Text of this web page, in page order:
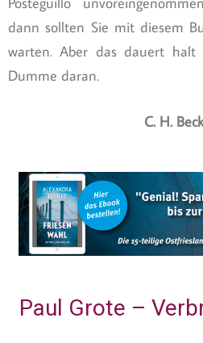
dann sollten Sie mit diesem
warten. Aber das dauert halt
Dumme daran.
C. H.
Paul Grote –